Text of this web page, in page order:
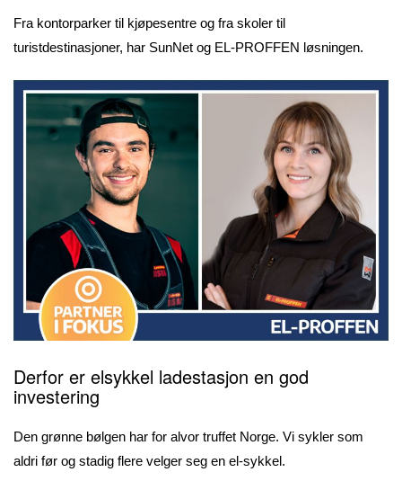
Fra kontorparker til kjøpesentre og fra skoler til
turistdestinasjoner, har SunNet og EL-PROFFEN løsningen.
Derfor er elsykkel ladestasjon en god
investering
Den grønne bølgen har for alvor truffet Norge. Vi sykler som
aldri før og stadig flere velger seg en el-sykkel.